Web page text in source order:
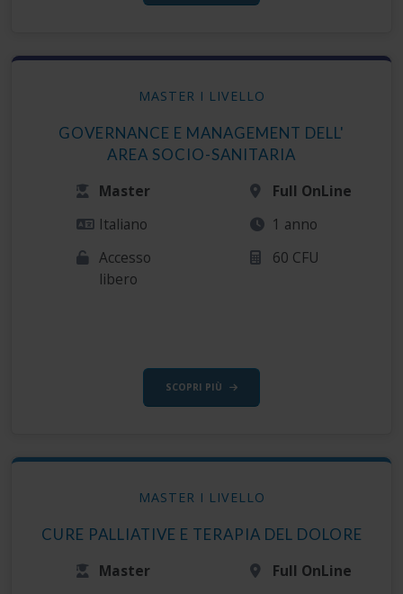
MASTER I LIVELLO
GOVERNANCE E MANAGEMENT DELL'
AREA SOCIO-SANITARIA
Master
Italiano
Accesso
libero
Full OnLine
1 anno
60 CFU
SCOPRI PIÙ
MASTER I LIVELLO
CURE PALLIATIVE E TERAPIA DEL DOLORE
Master
Full OnLine